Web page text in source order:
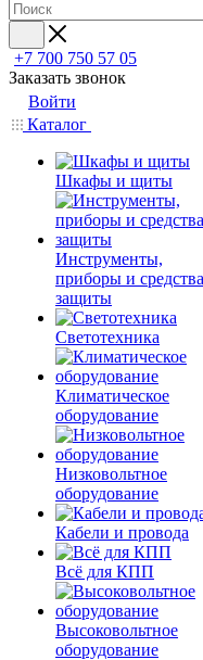
+7 700 750 57 05
Заказать звонок
Войти
Каталог
Шкафы и щиты
Инструменты,
приборы и средства
защиты
Светотехника
Климатическое
оборудование
Низковольтное
оборудование
Кабели и провода
Всё для КПП
Высоковольтное
оборудование